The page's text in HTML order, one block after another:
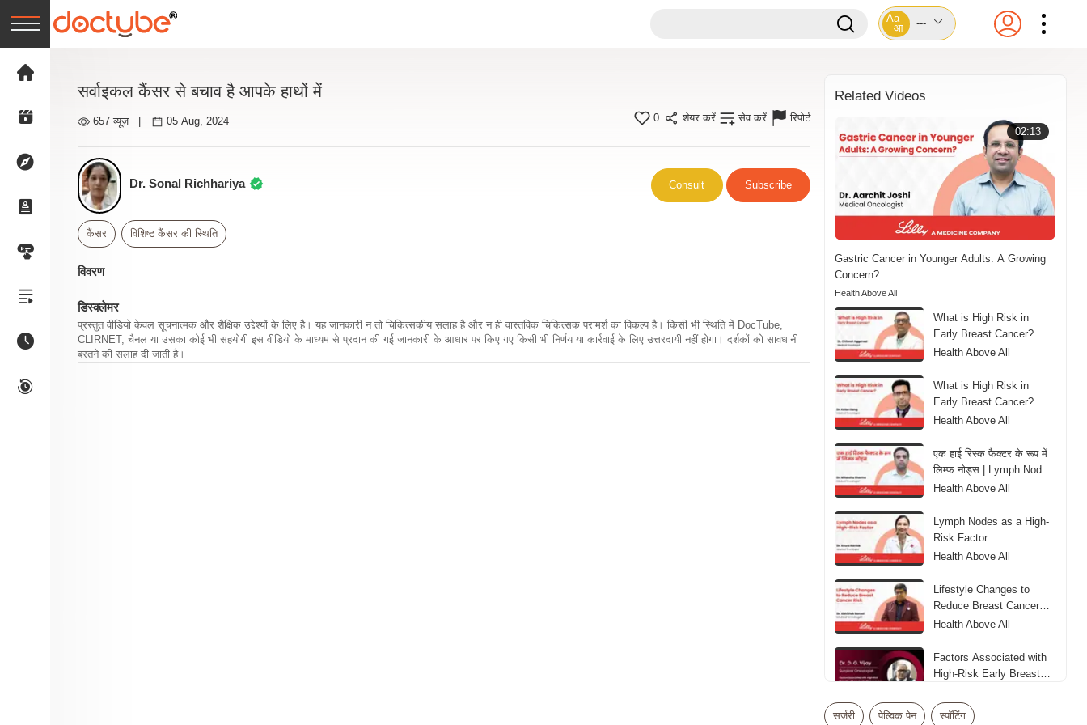
Aa
आ
---
सर्वाइकल कैंसर से बचाव है आपके हाथों में
657 व्यूज़ 05 Aug, 2024 0 शेयर करें सेव करें रिपोर्ट
Dr. Sonal Richhariya Consult Subscribe
कैंसर विशिष्ट कैंसर की स्थिति
विवरण
डिस्क्लेमर
प्रस्तुत वीडियो केवल सूचनात्मक और शैक्षिक उद्देश्यों के लिए है। यह जानकारी न तो चिकित्सकीय सलाह है और न ही वास्तविक चिकित्सक परामर्श का विकल्प है। किसी भी स्थिति में DocTube,
CLIRNET, चैनल या उसका कोई भी सहयोगी इस वीडियो के माध्यम से प्रदान की गई जानकारी के आधार पर किए गए किसी भी निर्णय या कार्रवाई के लिए उत्तरदायी नहीं होगा। दर्शकों को सावधानी
बरतने की सलाह दी जाती है।
Related Videos
02:13
Gastric Cancer in Younger Adults: A Growing
Concern?
Health Above All
What is High Risk in
Early Breast Cancer?
Health Above All
What is High Risk in
Early Breast Cancer?
Health Above All
एक हाई रिस्क फैक्टर के रूप में
लिम्फ नोड्स | Lymph Nodes
as aHigh-Risk Factor
Health Above All
Lymph Nodes as a High-
Risk Factor
Health Above All
Lifestyle Changes to
Reduce Breast Cancer
Risk
Health Above All
Factors Associated with
High-Risk Early Breast
सर्जरी पेल्विक पेन स्पॉटिंग